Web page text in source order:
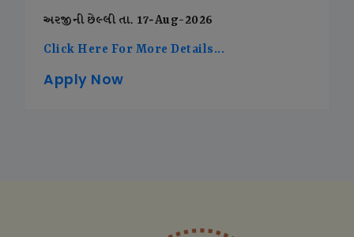
અરજીની છેલ્લી તા. 17-Aug-2026
Click Here For More Details...
Apply Now